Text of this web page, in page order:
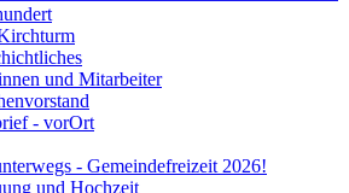
und Mitarbeiter
- vorOrt
- Gemeindefreizeit 2026!
und Hochzeit